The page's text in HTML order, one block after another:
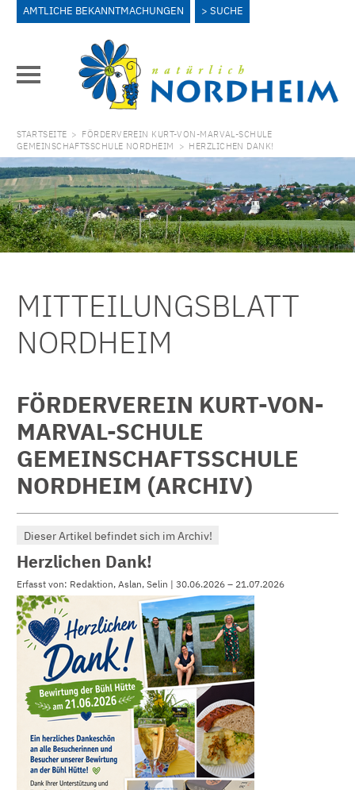
AMTLICHE BEKANNTMACHUNGEN SUCHE
STARTSEITE > FÖRDERVEREIN KURT-VON-MARVAL-SCHULE
GEMEINSCHAFTSSCHULE NORDHEIM
> HERZLICHEN DANK!
MITTEILUNGSBLATT
NORDHEIM
FÖRDERVEREIN KURT-VON-
MARVAL-SCHULE
GEMEINSCHAFTSSCHULE
NORDHEIM (ARCHIV)
Dieser Artikel befindet sich im Archiv!
Herzlichen Dank!
Erfasst von: Redaktion, Aslan, Selin | 30.06.2026 – 21.07.2026